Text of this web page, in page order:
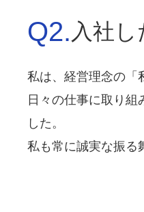
Q2. 入社
私は、経営理念の「
日々の仕事に取り組
した。
私も常に誠実な振る